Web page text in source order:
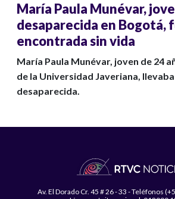
María Paula Munévar,
desaparecida en Bogotá,
encontrada sin vida
María Paula Munévar, joven de 24
de la Universidad Javeriana,
desaparecida.
Av. El Dorado Cr. 45 # 26 - 33 - Teléfonos